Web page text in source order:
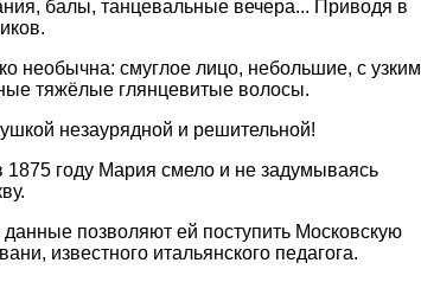
балы, танцевальные вечера... Приводя в
необычна: смуглое лицо, небольшие, с узким
тяжёлые глянцевитые волосы.
незаурядной и решительной!
1875 году Мария смело и не задумываясь
позволяют ей поступить Московскую
известного итальянского педагога.